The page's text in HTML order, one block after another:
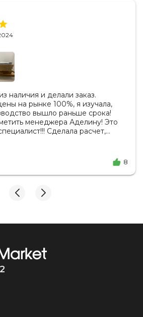
наличия и делали заказ.
на рынке 100%, я изучала,
вышло раньше срока!
менеджера Аделину! Это
Сделала расчет,
на все вопросы есть ответы.
день, удобное время! Никаких
удовольствие от
ней. Вот это я понимаю - ЛИЦО
радиаторы будут греть
8